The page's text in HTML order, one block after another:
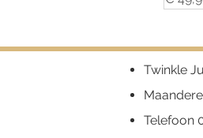
Twinkle
Telefoon